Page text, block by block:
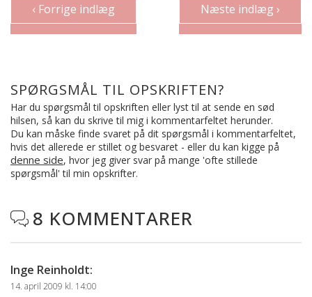
‹ Forrige indlæg Næste indlæg ›
SPØRGSMÅL TIL OPSKRIFTEN?
Har du spørgsmål til opskriften eller lyst til at sende en sød
hilsen, så kan du skrive til mig i kommentarfeltet herunder.
Du kan måske finde svaret på dit spørgsmål i kommentarfeltet,
hvis det allerede er stillet og besvaret - eller du kan kigge på
denne side, hvor jeg giver svar på mange 'ofte stillede
spørgsmål' til min opskrifter.
 8 KOMMENTARER
Inge Reinholdt:
14. april 2009 kl. 14:00